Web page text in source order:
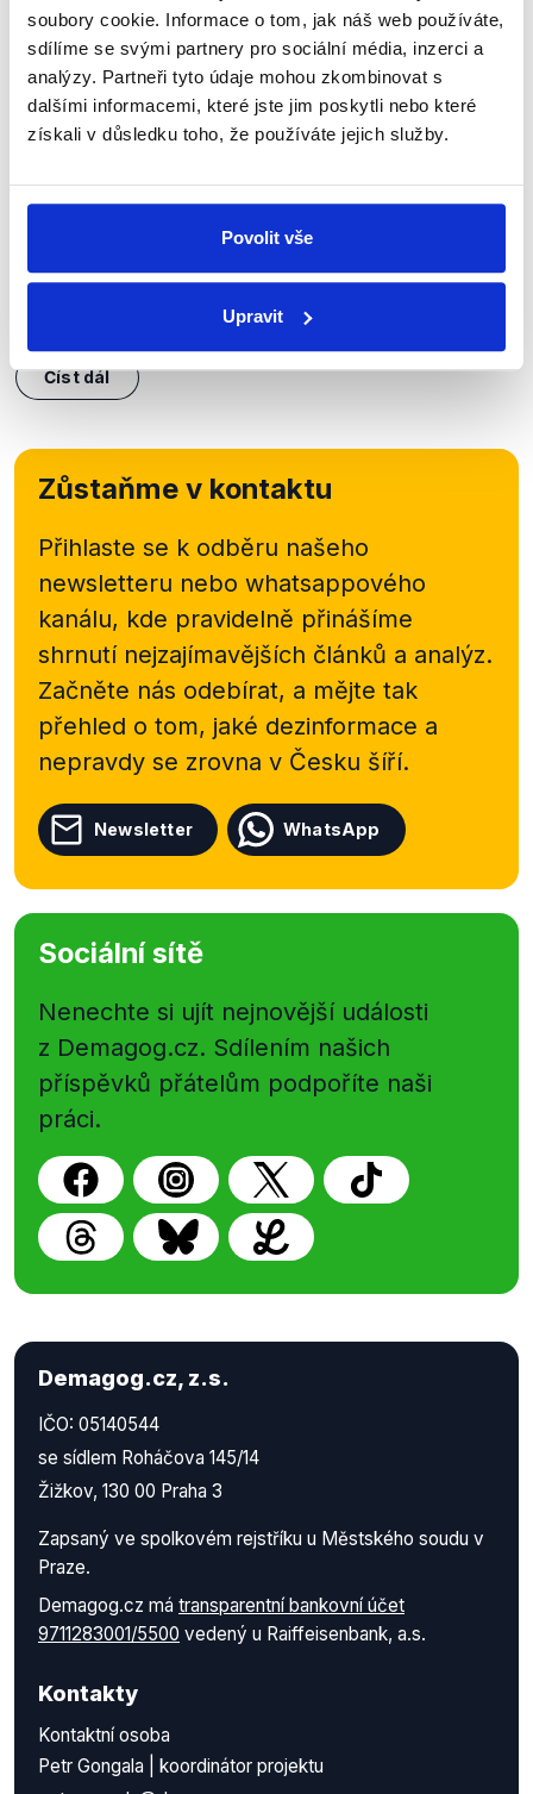
soubory cookie. Informace o tom, jak náš web používáte,
sdílíme se svými partnery pro sociální média, inzerci a
analýzy. Partneři tyto údaje mohou zkombinovat s
dalšími informacemi, které jste jim poskytli nebo které
získali v důsledku toho, že používáte jejich služby.
Povolit vše
Upravit
OVĚŘENO
5. června 2025
Ministr financí Zbyněk Stanjura (ODS) v rozhovoru
pro CNN Prima News řekl, že je ve sněmovních
Babišem v Moravskoslezském kraji. Zároveň ale...
Číst dál
Zůstaňme v kontaktu
Přihlaste se k odběru našeho
newsletteru nebo whatsappového
kanálu, kde pravidelně přinášíme
shrnutí nejzajímavějších článků a analýz.
Začněte nás odebírat, a mějte tak
přehled o tom, jaké dezinformace a
nepravdy se zrovna v Česku šíří.
Newsletter WhatsApp
Sociální sítě
Nenechte si ujít nejnovější události
z Demagog.cz. Sdílením našich
příspěvků přátelům podpoříte naši
práci.
Demagog.cz, z.s.
IČO: 05140544
se sídlem Roháčova 145/14
Žižkov, 130 00 Praha 3
Zapsaný ve spolkovém rejstříku u Městského soudu v
Praze.
Demagog.cz má transparentní bankovní účet
9711283001/5500 vedený u Raiffeisenbank, a.s.
Kontakty
Kontaktní osoba
Petr Gongala | koordinátor projektu